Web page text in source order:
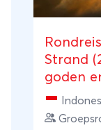
Strand
goden